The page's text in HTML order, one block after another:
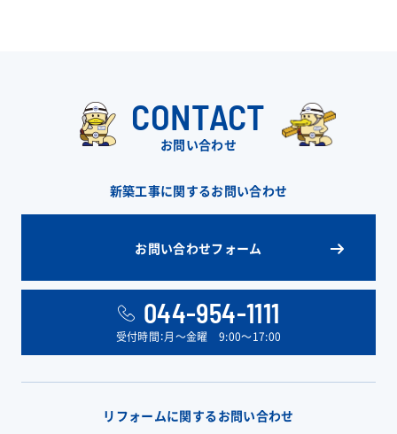
CONTACT
お問い合わせ
新築工事に関するお問い合わせ
お問い合わせフォーム
044-954-1111
受付時間：月〜金曜 9:00〜17:00
リフォームに関するお問い合わせ